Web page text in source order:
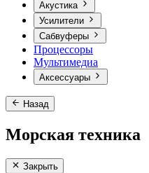
Акустика
Усилители
Сабвуферы
Процессоры
Мультимедиа
Аксессуары
Назад
Морская техника
Закрыть